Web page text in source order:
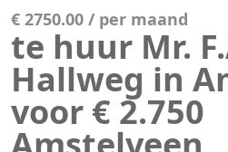
€ 2750.00 / per maand
te huur Mr.
Hallweg in
voor € 2.750